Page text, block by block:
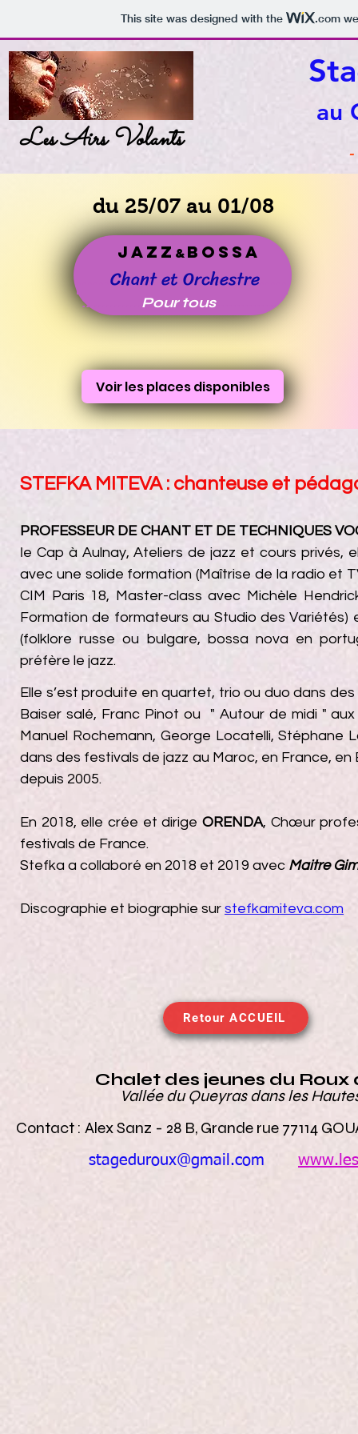
This site was designed with the .com
Les Airs Volants
au
-
du 25/07 au 01/08
............... Pour tous...............
Chant et Orchestre
JAZZ & BOSSA
Voir les places disponibles
STEFKA MITEVA : chanteuse et
PROFESSEUR DE CHANT ET DE TECHNIQUES
le Cap à Aulnay,Ateliers de jazz et cours privés,
avec une solide formation (Maîtrise de la radio et
CIM Paris 18, Master-class avec Michèle
Formation de formateurs au Studio des
(folklore russe ou bulgare, bossa nova en
préfère le jazz.
Elle s’est produite en quartet, trio ou duo dans
Baiser salé, Franc Pinot ou " Autour de midi "
Manuel Rochemann, George Locatelli, Stéphane
dans des festivals de jazz au Maroc, en France,
depuis 2005.
En 2018, elle crée et dirige ORENDA, Chœur
festivals de France.
Stefka a collaboré en 2018 et 2019 avec Maitre
Discographie et biographie sur stefkamiteva.com
Retour ACCUEIL
Chalet des jeunes du Roux
Vallée du Queyras dans les
Contact : Alex Sanz - 28 B, Grande rue 77114
stageduroux@gmail.com